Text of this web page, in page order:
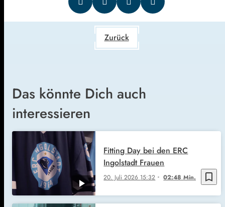
Zurück
Das könnte Dich auch
interessieren
bookmark_border
20. Juli 2026 15:32 02:48 Min.
Fitting Day bei den ERC
Ingolstadt Frauen